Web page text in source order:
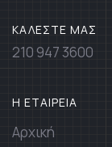
ΚΑΛΕΣΤΕ ΜΑΣ
210 947 3600
Η ΕΤΑΙΡΕΙΑ
Αρχική